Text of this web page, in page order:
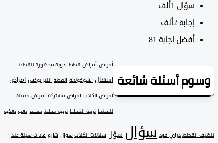
سؤال1ألف
‫إجابة 2ألف
أفضل إجابة 81
أسئلة شائعة
أمراض قطط ادوية محظورة للقطط
اسهال الشوكولاتة القطة اللتر بوكس امراض
امراض الكلاب امراض مشتركة امراض مميتة
تربية القطط تربية قطط تسمم تعب تغذية
القطط دراي فود سؤالسؤل سلالات الكلاب سوال شارع عادات سيئة عند